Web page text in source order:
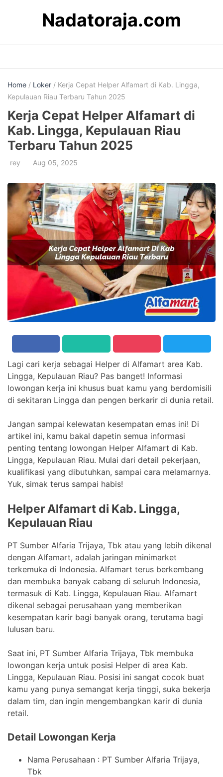
Nadatoraja.com
Home / Loker / Kerja Cepat Helper Alfamart di Kab. Lingga,
Kepulauan Riau Terbaru Tahun 2025
Kerja Cepat Helper Alfamart di
Kab. Lingga, Kepulauan Riau
Terbaru Tahun 2025
rey Aug 05, 2025
Lagi cari kerja sebagai Helper di Alfamart area Kab.
Lingga, Kepulauan Riau? Pas banget! Informasi
lowongan kerja ini khusus buat kamu yang berdomisili
di sekitaran Lingga dan pengen berkarir di dunia retail.
Jangan sampai kelewatan kesempatan emas ini! Di
artikel ini, kamu bakal dapetin semua informasi
penting tentang lowongan Helper Alfamart di Kab.
Lingga, Kepulauan Riau. Mulai dari detail pekerjaan,
kualifikasi yang dibutuhkan, sampai cara melamarnya.
Yuk, simak terus sampai habis!
Helper Alfamart di Kab. Lingga,
Kepulauan Riau
PT Sumber Alfaria Trijaya, Tbk atau yang lebih dikenal
dengan Alfamart, adalah jaringan minimarket
terkemuka di Indonesia. Alfamart terus berkembang
dan membuka banyak cabang di seluruh Indonesia,
termasuk di Kab. Lingga, Kepulauan Riau. Alfamart
dikenal sebagai perusahaan yang memberikan
kesempatan karir bagi banyak orang, terutama bagi
lulusan baru.
Saat ini, PT Sumber Alfaria Trijaya, Tbk membuka
lowongan kerja untuk posisi Helper di area Kab.
Lingga, Kepulauan Riau. Posisi ini sangat cocok buat
kamu yang punya semangat kerja tinggi, suka bekerja
dalam tim, dan ingin mengembangkan karir di dunia
retail.
Detail Lowongan Kerja
Nama Perusahaan : PT Sumber Alfaria Trijaya,
Tbk